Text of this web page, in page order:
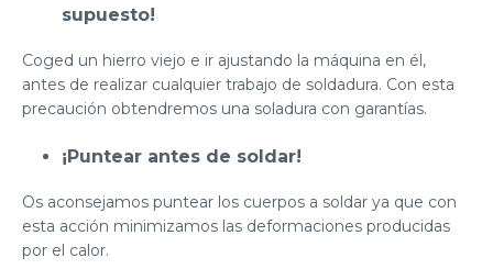
supuesto!
Coged un hierro viejo e ir ajustando la máquina en él,
antes de realizar cualquier trabajo de soldadura. Con esta
precaución obtendremos una soladura con garantías.
¡Puntear antes de soldar!
Os aconsejamos puntear los cuerpos a soldar ya que con
esta acción minimizamos las deformaciones producidas
por el calor.